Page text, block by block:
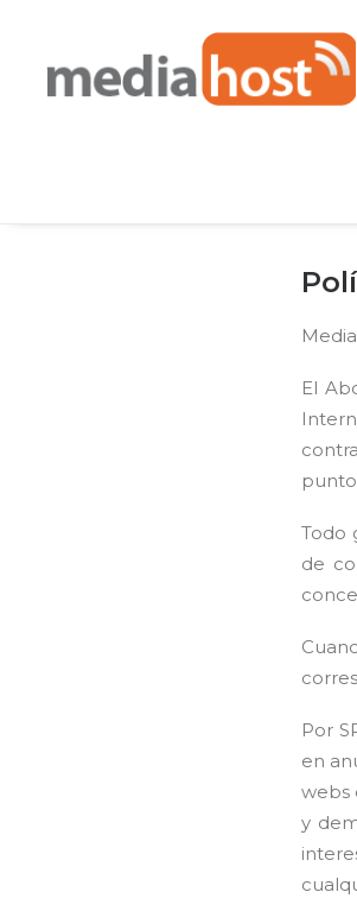
El
punto
Todo
de
Por
en
webs
y